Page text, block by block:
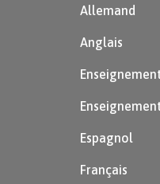
Allemand
Anglais
Espagnol
Français